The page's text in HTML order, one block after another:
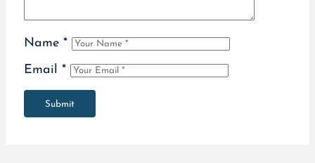
Name *
Email *
Submit